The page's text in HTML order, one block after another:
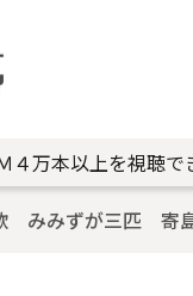
万本以上を視聴
みみずが三匹 寄